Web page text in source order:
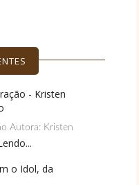
- Kristen
Autora: Kristen
o Idol, da